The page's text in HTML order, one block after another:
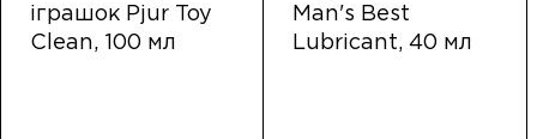
іграшок Pjur Toy
Clean, 100 мл
Man's Best
Lubricant, 40 мл